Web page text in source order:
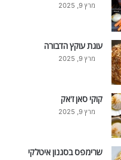
מרץ 9, 2025
עוגת עוקץ הדבורה
מרץ 9, 2025
קוקי סאן ז'אק
מרץ 9, 2025
שרימפס בסגנון איטלקי